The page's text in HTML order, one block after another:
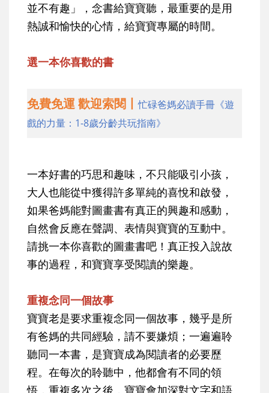
並不有趣」，念書給寶寶聽，最重要的是用
熱誠和愉快的心情，給寶寶專屬的時間。
選一本你喜歡的書
免費免運 歡迎索閱丨忙碌爸媽必讀手冊《遊
戲的力量：1-8歲分齡共玩指南》
一本好書的巧思和趣味，不只能吸引小孩，
大人也能從中獲得許多單純的喜悅和啟發，
如果爸媽能對圖畫書有真正的興趣和感動，
自然會反應在聲調、表情與寶寶的互動中。
請挑一本你喜歡的圖畫書吧！真正投入說故
事的過程，和寶寶享受閱讀的樂趣。
重複念同一個故事
寶寶老是要求重複念同一個故事，幾乎是所
有爸媽的共同經驗，請不要嫌煩；一遍遍聆
聽同一本書，是寶寶成為閱讀者的必要歷
程。在每次的聆聽中，他都會有不同的領
悟，重複多次之後，寶寶會加深對文字和語